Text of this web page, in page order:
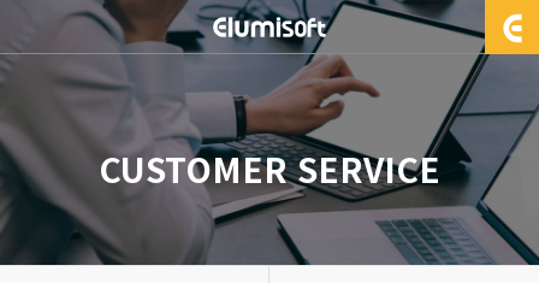
CUSTOMER SERVICE